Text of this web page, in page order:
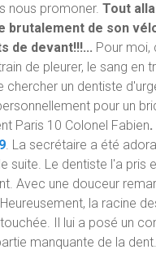
nous promoner. Tout
brutalement de son
de devant!!!... Pour moi,
de pleurer, le sang en
chercher un dentiste
pour un
Paris 10 Colonel Fabien.
. La secrétaire a été
suite. Le dentiste l'a pris
Avec une douceur
la racine
Il lui a posé un
manquante de la dent.